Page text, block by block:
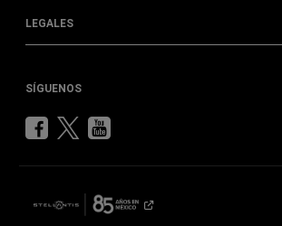
LEGALES
SÍGUENOS
Visita
en
Facebook
Visita
en
Twitter
Visita
en
YouTube